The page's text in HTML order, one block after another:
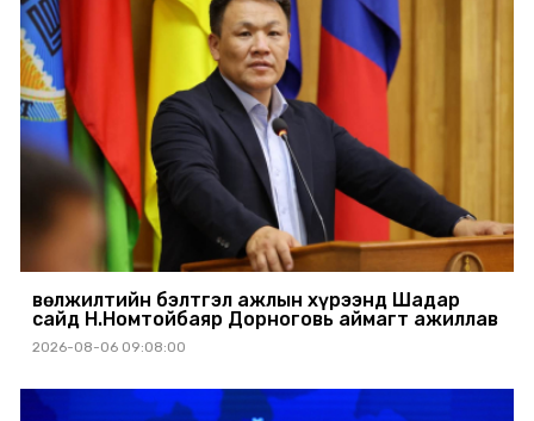
Өвөлжилтийн бэлтгэл ажлын хүрээнд Шадар
сайд Н.Номтойбаяр Дорноговь аймагт ажиллав
2026-08-06 09:08:00